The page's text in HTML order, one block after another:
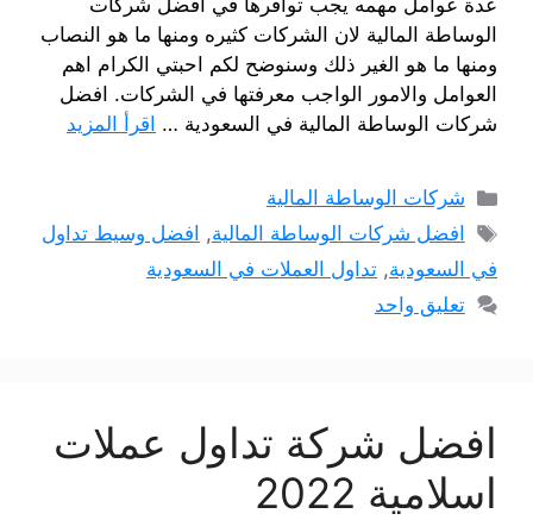
عدة عوامل مهمه يجب توافرها في افضل شركات
الوساطة المالية لان الشركات كثيره ومنها ما هو النصاب
ومنها ما هو الغير ذلك وسنوضح لكم احبتي الكرام اهم
العوامل والامور الواجب معرفتها في الشركات. افضل
شركات الوساطة المالية في السعودية … اقرأ المزيد
التصنيفات
شركات الوساطة المالية
الوسوم
افضل شركات الوساطة المالية, افضل وسيط تداول
في السعودية, تداول العملات في السعودية
تعليق واحد
افضل شركة تداول عملات
اسلامية 2022